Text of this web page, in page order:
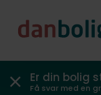
Er din bolig
Få svar med en